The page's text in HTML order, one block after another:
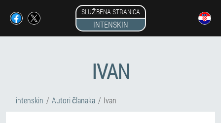
SLUŽBENA STRANICA
INTENSKIN
IVAN
intenskin Autori članaka Ivan